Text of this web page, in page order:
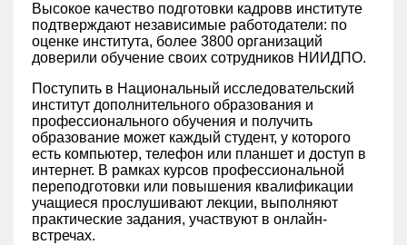
Высокое качество подготовки кадровв институте
подтверждают независимые работодатели: по
оценке института, более 3800 организаций
доверили обучение своих сотрудников НИИДПО.
Поступить в Национальный исследовательский
институт дополнительного образования и
профессионального обучения и получить
образование может каждый студент, у которого
есть компьютер, телефон или планшет и доступ в
интернет. В рамках курсов профессиональной
переподготовки или повышения квалификации
учащиеся прослушивают лекции, выполняют
практические задания, участвуют в онлайн-
встречах.